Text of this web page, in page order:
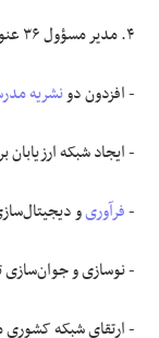
۴. مدیر مسؤول ۳۶ عنوان مجله رشد وزارت آموزش و پرورش
- افزدون دونشریه
- ایجاد شبکه
-فرآوریو
- نوسازی و جوان‌سازی
- ارتقای شبکه